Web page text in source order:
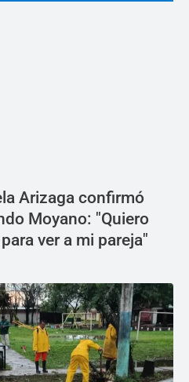
Arizaga confirmó
Moyano: "Quiero
ver a mi pareja"